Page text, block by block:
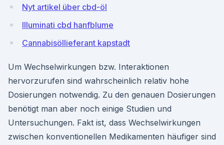
Nyt artikel über cbd-öl
Illuminati cbd hanfblume
Cannabisöllieferant kapstadt
Um Wechselwirkungen bzw. Interaktionen
hervorzurufen sind wahrscheinlich relativ hohe
Dosierungen notwendig. Zu den genauen Dosierungen
benötigt man aber noch einige Studien und
Untersuchungen. Fakt ist, dass Wechselwirkungen
zwischen konventionellen Medikamenten häufiger sind